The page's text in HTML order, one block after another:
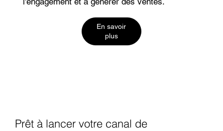
En savoir
plus
Prêt à lancer votre canal de